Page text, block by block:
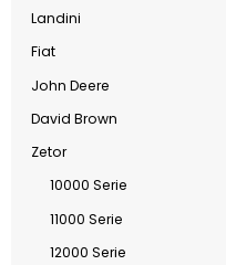
Landini
Fiat
John Deere
David Brown
Zetor
10000 Serie
11000 Serie
12000 Serie